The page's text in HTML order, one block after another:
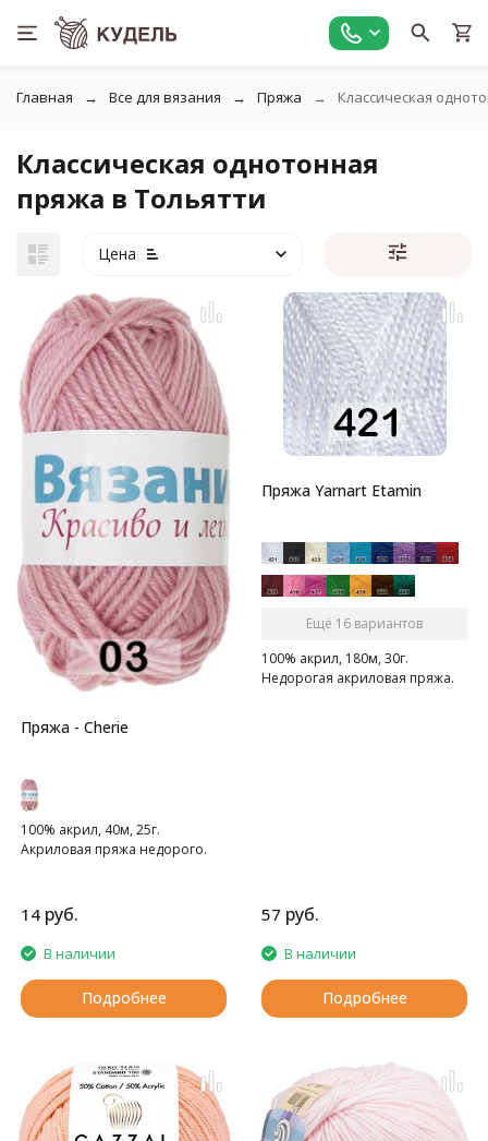
Главная Все для вязания Пряжа Классическая
Классическая однотонная
пряжа в Тольятти
Цена
Пряжа - Cherie
100% акрил, 40м, 25г.
Акриловая пряжа недорого.
14 руб.
В наличии
Подробнее
Пряжа Yarnart Etamin
Ещё 16 вариантов
100% акрил, 180м, 30г.
Недорогая акриловая пряжа.
57 руб.
В наличии
Подробнее